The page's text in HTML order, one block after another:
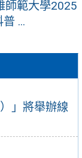
」將舉辦線
師範大學2025
...